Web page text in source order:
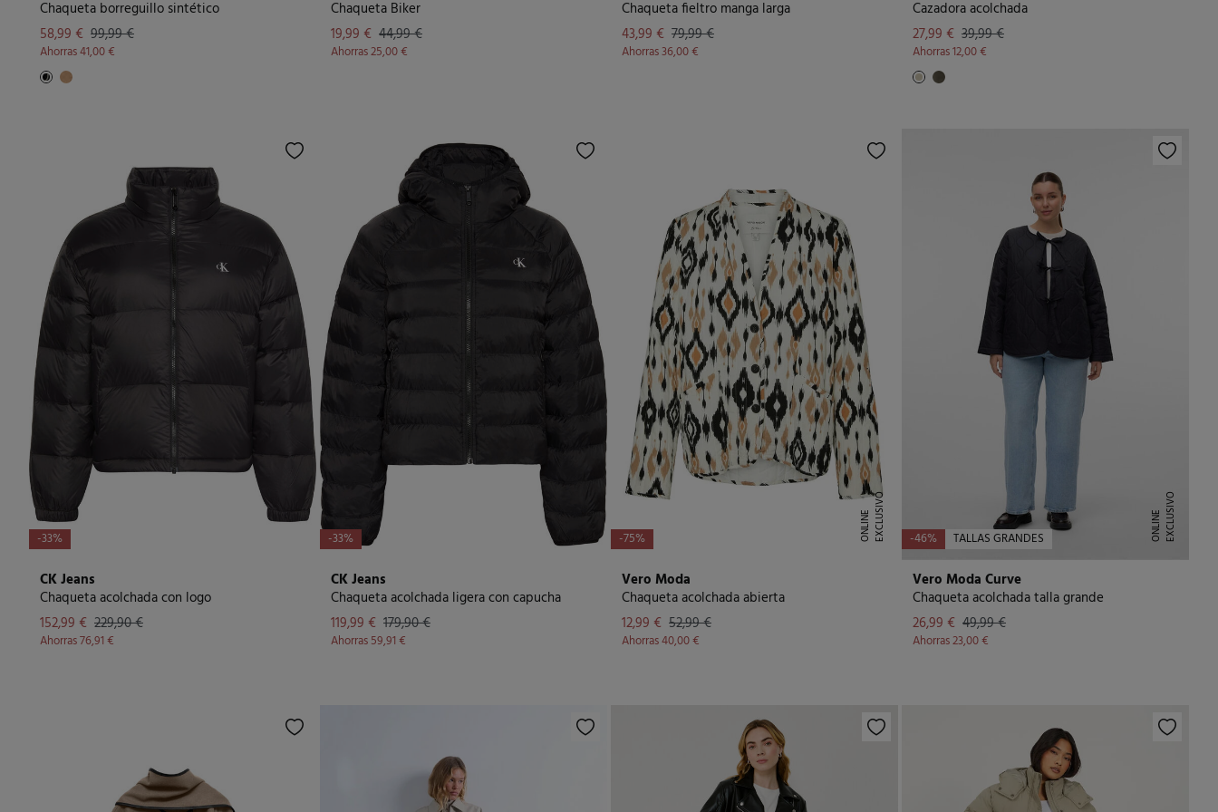
Chaqueta borreguillo sintético
58,99 € 99,99 €
Ahorras41,00 €
Chaqueta Biker
19,99 € 44,99 €
Ahorras25,00 €
Chaqueta fieltro manga larga
43,99 € 79,99 €
Ahorras36,00 €
Cazadora acolchada
27,99 € 39,99 €
Ahorras12,00 €
-33%
CK Jeans
Chaqueta acolchada con logo
152,99 € 229,90 €
Ahorras76,91 €
-33%
CK Jeans
Chaqueta acolchada ligera con capucha
119,99 € 179,90 €
Ahorras59,91 €
-75% E
X
C
L
U
S I
V
O
O
N
L
I
N
E
Vero Moda
Chaqueta acolchada abierta
12,99 € 52,99 €
Ahorras40,00 €
-46% TALLAS GRANDES E
X
C
L
U
S I
V
O
O
N
L
I
N
E
Vero Moda Curve
Chaqueta acolchada talla grande
26,99 € 49,99 €
Ahorras23,00 €